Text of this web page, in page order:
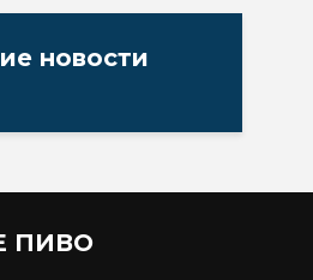
новости
ПИВО